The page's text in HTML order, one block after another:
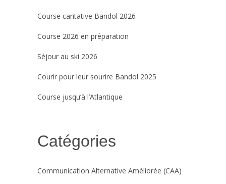
Course caritative Bandol 2026
Course 2026 en préparation
Séjour au ski 2026
Courir pour leur sourire Bandol 2025
Course jusqu’à l’Atlantique
Catégories
Communication Alternative Améliorée (CAA)